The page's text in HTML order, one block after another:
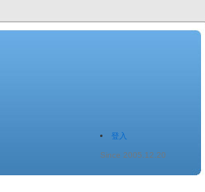
登入
Since 2005.12.20